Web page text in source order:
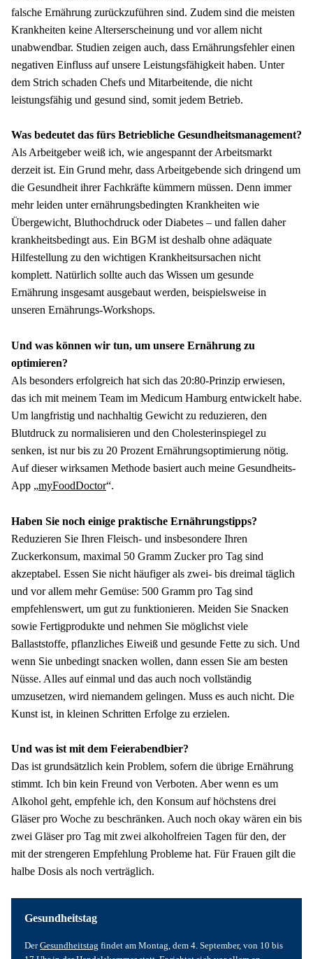
falsche Ernährung zurückzuführen sind. Zudem sind die meisten
Krankheiten keine Alterserscheinung und vor allem nicht
unabwendbar. Studien zeigen auch, dass Ernährungsfehler einen
negativen Einfluss auf unsere Leistungsfähigkeit haben. Unter
dem Strich schaden Chefs und Mitarbeitende, die nicht
leistungsfähig und gesund sind, somit jedem Betrieb.
Was bedeutet das fürs Betriebliche Gesundheitsmanagement?
Als Arbeitgeber weiß ich, wie angespannt der Arbeitsmarkt
derzeit ist. Ein Grund mehr, dass Arbeitgebende sich dringend um
die Gesundheit ihrer Fachkräfte kümmern müssen. Denn immer
mehr leiden unter ernährungsbedingten Krankheiten wie
Übergewicht, Bluthochdruck oder Diabetes – und fallen daher
krankheitsbedingt aus. Ein BGM ist deshalb ohne adäquate
Hilfestellung zu den wichtigen Krankheitsursachen nicht
komplett. Natürlich sollte auch das Wissen um gesunde
Ernährung insgesamt ausgebaut werden, beispielsweise in
unseren Ernährungs-Workshops.
Und was können wir tun, um unsere Ernährung zu
optimieren?
Als besonders erfolgreich hat sich das 20:80-Prinzip erwiesen,
das ich mit meinem Team im Medicum Hamburg entwickelt habe.
Um langfristig und nachhaltig Gewicht zu reduzieren, den
Blutdruck zu normalisieren und den Cholesterinspiegel zu
senken, ist nur bis zu 20 Prozent Ernährungsoptimierung nötig.
Auf dieser wirksamen Methode basiert auch meine Gesundheits-
App „myFoodDoctor“.
Haben Sie noch einige praktische Ernährungstipps?
Reduzieren Sie Ihren Fleisch- und insbesondere Ihren
Zuckerkonsum, maximal 50 Gramm Zucker pro Tag sind
akzeptabel. Essen Sie nicht häufiger als zwei- bis dreimal täglich
und vor allem mehr Gemüse: 500 Gramm pro Tag sind
empfehlenswert, um gut zu funktionieren. Meiden Sie Snacken
sowie Fertigprodukte und nehmen Sie möglichst viele
Ballaststoffe, pflanzliches Eiweiß und gesunde Fette zu sich. Und
wenn Sie unbedingt snacken wollen, dann essen Sie am besten
Nüsse. Alles auf einmal und das auch noch vollständig
umzusetzen, wird niemandem gelingen. Muss es auch nicht. Die
Kunst ist, in kleinen Schritten Erfolge zu erzielen.
Und was ist mit dem Feierabendbier?
Das ist grundsätzlich kein Problem, sofern die übrige Ernährung
stimmt. Ich bin kein Freund von Verboten. Aber wenn es um
Alkohol geht, empfehle ich, den Konsum auf höchstens drei
Gläser pro Woche zu beschränken. Auch noch okay wären ein bis
zwei Gläser pro Tag mit zwei alkoholfreien Tagen für den, der
mit der strengeren Empfehlung Probleme hat. Für Frauen gilt die
halbe Dosis als noch verträglich.
Gesundheitstag
Der Gesundheitstag findet am Montag, dem 4. September, von 10 bis